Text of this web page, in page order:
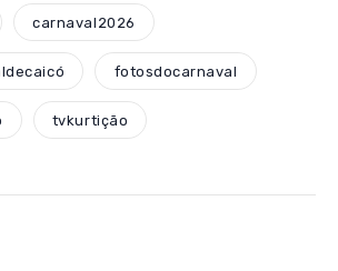
s
A
p
p
e
b
o
o
te
r
gr
a
m
carnaval2026
fotosdocarnaval
tvkurtição